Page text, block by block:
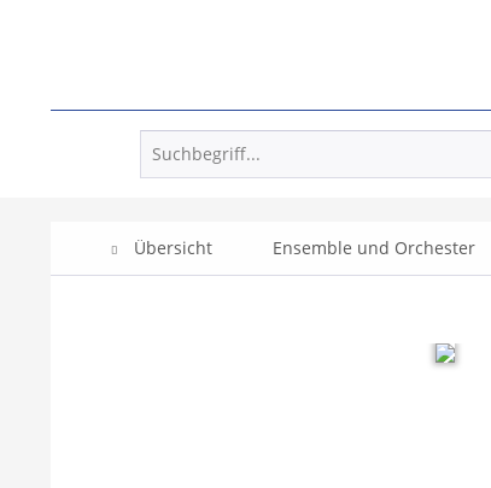
Übersicht Ensemble und Orchester